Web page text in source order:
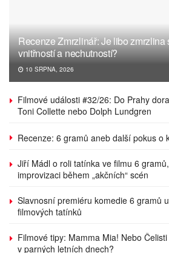
Recenze Zmrzlinář: Je libo zmrzlina
vnitřností a nechutností?
10 SRPNA, 2026
Filmové události #32/26: Do Prahy
Toni Collette nebo Dolph Lundgren
Recenze: 6 gramů aneb další pokus o
Jiří Mádl o roli tatínka ve filmu 6
improvizaci během „akčních“ scén
Slavnosní premiéru komedie 6 gramů
filmových tatínků
Filmové tipy: Mamma Mia! Nebo
v parných letních dnech?